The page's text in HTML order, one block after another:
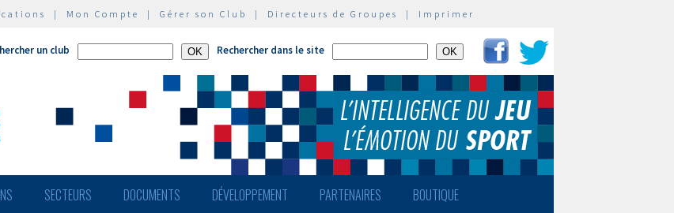
| Mon Compte | Gérer son Club | Directeurs de Groupes | Imprimer
un club Rechercher dans le site
SECTEURS DOCUMENTS DÉVELOPPEMENT PARTENAIRES BOUTIQUE